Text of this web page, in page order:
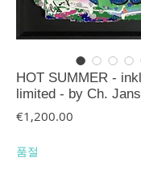
HOT SUMMER -
limited - by Ch.
€1,200.00
품절